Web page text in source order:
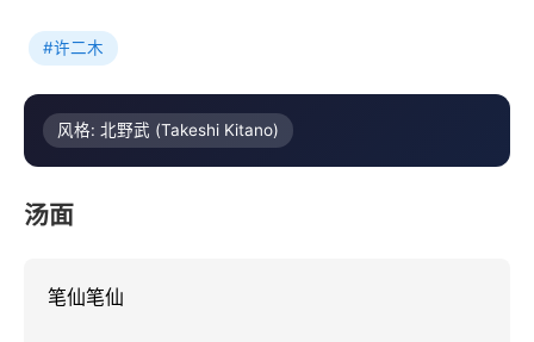
#许二木
风格: 北野武 (Takeshi Kitano)
汤面
笔仙笔仙